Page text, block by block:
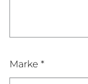
Marke *